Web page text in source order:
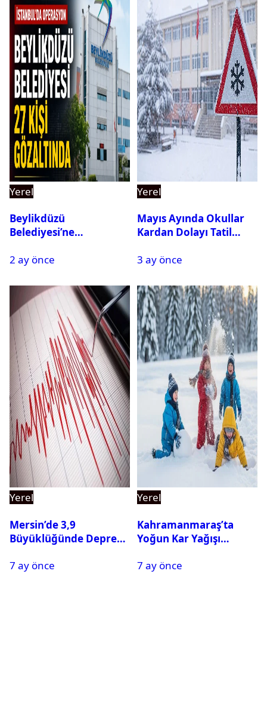
Yerel
Beylikdüzü
Belediyesi’ne
Gözaltına Alındı
2 ay önce
Yerel
Mayıs Ayında Okullar
Kardan Dolayı Tatil
3 ay önce
Yerel
Mersin’de 3,9
Büyüklüğünde Deprem
7 ay önce
Yerel
Kahramanmaraş’ta
Yoğun Kar Yağışı
Tatil
7 ay önce